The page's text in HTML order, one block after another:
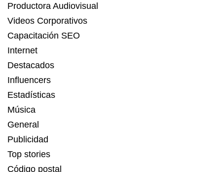
Productora Audiovisual
Videos Corporativos
Capacitación SEO
Internet
Destacados
Influencers
Estadísticas
Música
General
Publicidad
Top stories
Código postal